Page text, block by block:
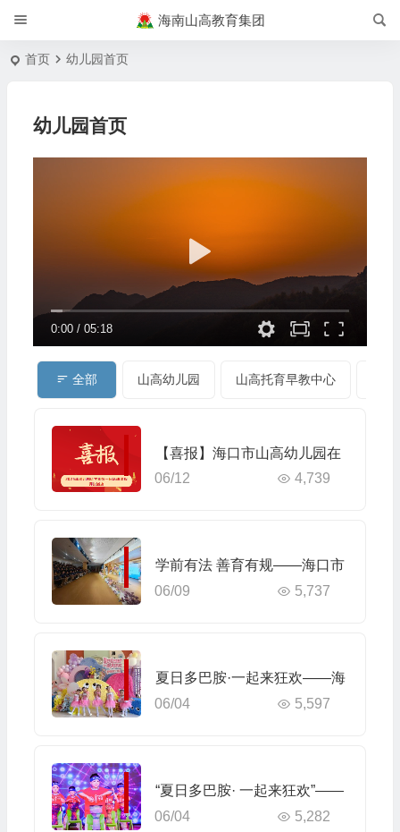
海南山高教育集团
首页 幼儿园首页
幼儿园首页
0:00/ 05:18
全部 山高幼儿园 山高托育早教中心
【喜报】海口市山高幼儿园在
2025年幼儿园科学规范一日活
06/12 4,739
学前有法 善育有规——海口市
山高幼儿园2025年学前教育宣
法》专题学习活动
06/09 5,737
夏日多巴胺·一起来狂欢——海
口市山高幼儿园暨2025艺术节
06/04 5,597
“夏日多巴胺· 一起来狂欢”——
海口市山高幼儿园暨2025艺术
06/04 5,282